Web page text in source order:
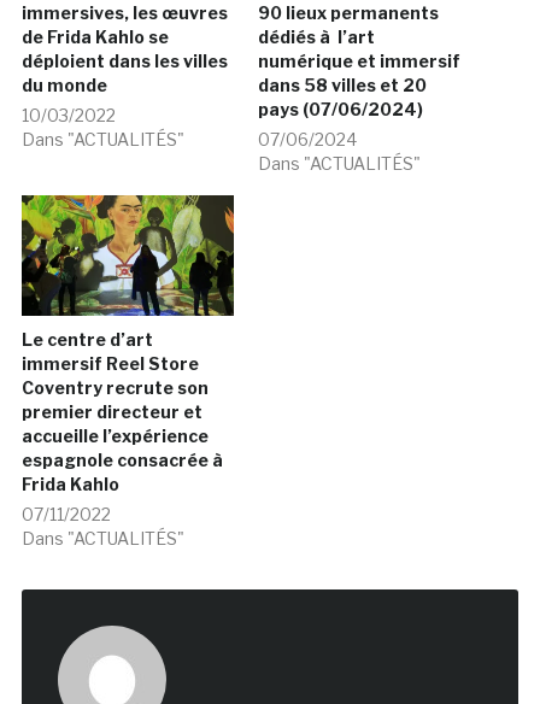
immersives, les œuvres
de Frida Kahlo se
déploient dans les villes
du monde
10/03/2022
Dans "ACTUALITÉS"
90 lieux permanents
dédiés à l’art
numérique et immersif
dans 58 villes et 20
pays (07/06/2024)
07/06/2024
Dans "ACTUALITÉS"
Le centre d’art
immersif Reel Store
Coventry recrute son
premier directeur et
accueille l’expérience
espagnole consacrée à
Frida Kahlo
07/11/2022
Dans "ACTUALITÉS"